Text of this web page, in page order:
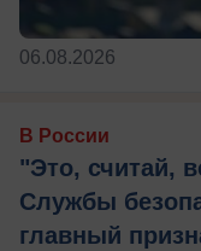
06.08.2026
В России
"Это, считай,
Службы
главный